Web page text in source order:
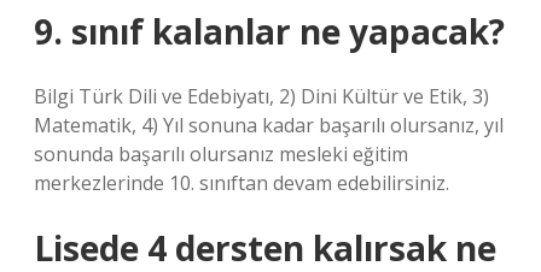
9. sınıf kalanlar ne yapacak?
Bilgi Türk Dili ve Edebiyatı, 2) Dini Kültür ve Etik, 3)
Matematik, 4) Yıl sonuna kadar başarılı olursanız, yıl
sonunda başarılı olursanız mesleki eğitim
merkezlerinde 10. sınıftan devam edebilirsiniz.
Lisede 4 dersten kalırsak ne